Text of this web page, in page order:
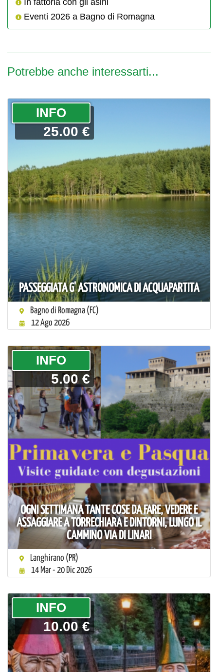
In fattoria con gli asini
Eventi 2026 a Bagno di Romagna
Potrebbe anche interessarti...
PASSEGGIATA G' ASTRONOMICA DI ACQUAPARTITA
­INFO
25.00 €
Bagno di Romagna (FC)
12 Ago 2026
OGNI SETTIMANA TANTE COSE DA FARE, VEDERE E
ASSAGGIARE A TORRECHIARA E DINTORNI, LUNGO IL
CAMMINO VIA DI LINARI
­INFO
5.00 €
Langhirano (PR)
14 Mar - 20 Dic 2026
­INFO
10.00 €